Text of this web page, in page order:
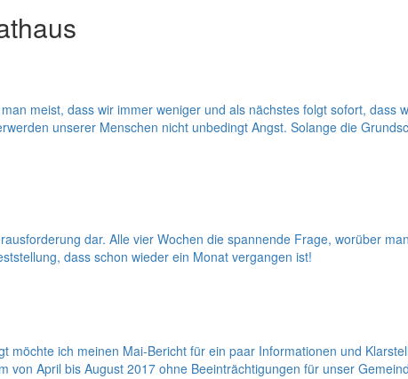
meist, dass wir immer weniger und als nächstes folgt sofort,
unserer Menschen nicht unbedingt Angst. Solange die
dar. Alle vier Wochen die spannende Frage, worüber
dass schon wieder ein Monat vergangen ist!
ich meinen Mai-Bericht für ein paar Informationen und
April bis August 2017 ohne Beeinträchtigungen für unser